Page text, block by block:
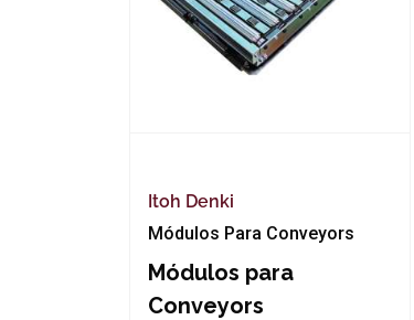
Itoh Denki
Módulos Para Conveyors
Módulos para
Conveyors